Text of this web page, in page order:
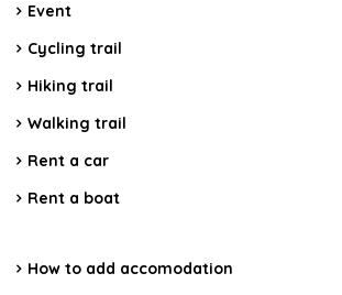
Event
Cycling trail
Hiking trail
Walking trail
Rent a car
Rent a boat
How to add accomodation